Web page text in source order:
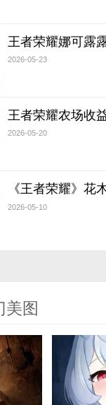
王者荣耀娜可露
2026-05-23
王者荣耀农场收
2026-05-20
《王者荣耀》花
2026-05-10
美图